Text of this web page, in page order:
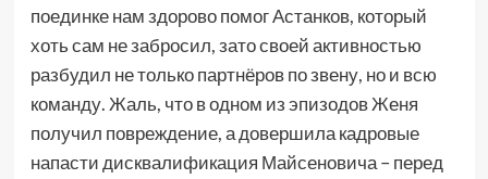
поединке нам здорово помог Астанков, который
хоть сам не забросил, зато своей активностью
разбудил не только партнёров по звену, но и всю
команду. Жаль, что в одном из эпизодов Женя
получил повреждение, а довершила кадровые
напасти дисквалификация Майсеновича – перед